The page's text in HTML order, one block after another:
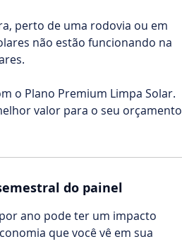
perto de uma rodovia ou em
não estão funcionando na
o Plano Premium Limpa Solar.
valor para o seu orçamento
do painel
ano pode ter um impacto
que você vê em sua